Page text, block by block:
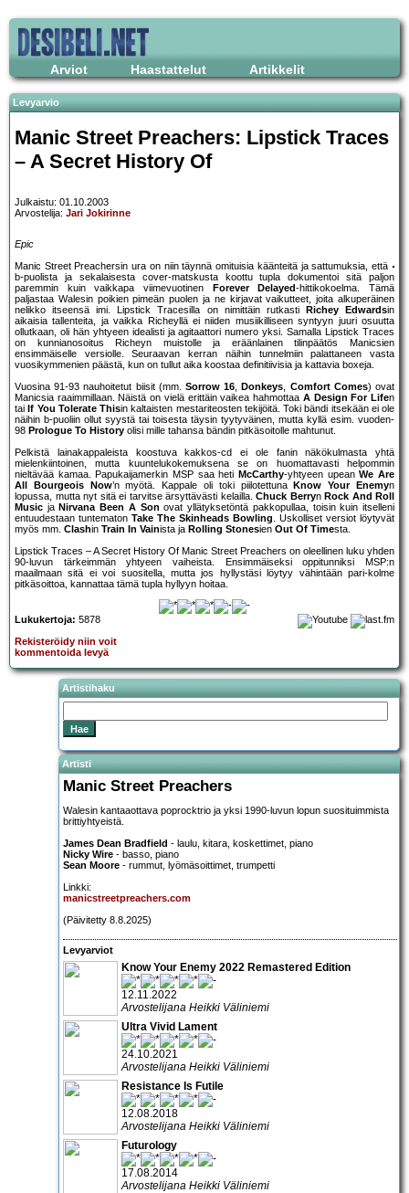
Arviot Haastattelut Artikkelit
Levyarvio
Manic Street Preachers: Lipstick Traces
– A Secret History Of
Julkaistu: 01.10.2003
Arvostelija: Jari Jokirinne
Epic
Manic Street Preachersin ura on niin täynnä omituisia käänteitä ja sattumuksia, että
b-puolista ja sekalaisesta cover-matskusta koottu tupla dokumentoi sitä paljon
paremmin kuin vaikkapa viimevuotinen
Forever Delayed-hittikokoelma. Tämä
paljastaa Walesin poikien pimeän puolen ja ne kirjavat vaikutteet, joita alkuperäinen
nelikko itseensä imi. Lipstick Tracesilla on nimittäin rutkasti
Richey Edwardsin
aikaisia tallenteita, ja vaikka Richeyllä ei niiden musiikilliseen syntyyn juuri osuutta
ollutkaan, oli hän yhtyeen idealisti ja agitaattori numero yksi. Samalla Lipstick Traces
on kunnianosoitus Richeyn muistolle ja eräänlainen tilinpäätös Manicsien
ensimmäiselle versiolle. Seuraavan kerran näihin tunnelmiin palattaneen vasta
vuosikymmenien päästä, kun on tullut aika koostaa definitiivisia ja kattavia boxeja.
Vuosina 91-93 nauhoitetut biisit (mm. Sorrow 16, Donkeys, Comfort Comes) ovat
Manicsia raaimmillaan. Näistä on vielä erittäin vaikea hahmottaa A Design For Lifen
tai If You Tolerate Thisin kaltaisten mestariteosten tekijöitä. Toki bändi itsekään ei ole
näihin b-puoliin ollut syystä tai toisesta täysin tyytyväinen, mutta kyllä esim. vuoden-
98 Prologue To History olisi mille tahansa bändin pitkäsoitolle mahtunut.
Pelkistä lainakappaleista koostuva kakkos-cd ei ole fanin näkökulmasta yhtä
mielenkiintoinen, mutta kuuntelukokemuksena se on huomattavasti helpommin
nieltävää kamaa. Papukaijamerkin MSP saa heti McCarthy-yhtyeen upeanWe Are
All Bourgeois Now’n myötä. Kappale oli toki piilotettuna Know Your Enemyn
lopussa, mutta nyt sitä ei tarvitse ärsyttävästi kelailla. Chuck Berryn Rock And Roll
Music ja Nirvana Been A Son ovat yllätyksetöntä pakkopullaa, toisin kuin itselleni
entuudestaan tuntematon Take The Skinheads Bowling. Uskolliset versiot löytyvät
myös mm. Clashin Train In Vainista ja Rolling Stonesien Out Of Timesta.
Lipstick Traces – A Secret History Of Manic Street Preachers on oleellinen luku yhden
90-luvun tärkeimmän yhtyeen vaiheista. Ensimmäiseksi oppitunniksi MSP:n
maailmaan sitä ei voi suositella, mutta jos hyllystäsi löytyy vähintään pari-kolme
pitkäsoittoa, kannattaa tämä tupla hyllyyn hoitaa.
Lukukertoja: 5878
Rekisteröidy niin voit
kommentoida levyä
Artistihaku
Artisti
Manic Street Preachers
Walesin kantaaottava poprocktrio ja yksi 1990-luvun lopun suosituimmista
brittiyhtyeistä.
James Dean Bradfield - laulu, kitara, koskettimet, piano
Nicky Wire - basso, piano
Sean Moore - rummut, lyömäsoittimet, trumpetti
Linkki:
manicstreetpreachers.com
(Päivitetty 8.8.2025)
Levyarviot
Know Your Enemy 2022 Remastered Edition
12.11.2022
Arvostelijana Heikki Väliniemi
Ultra Vivid Lament
24.10.2021
Arvostelijana Heikki Väliniemi
Resistance Is Futile
12.08.2018
Arvostelijana Heikki Väliniemi
Futurology
17.08.2014
Arvostelijana Heikki Väliniemi